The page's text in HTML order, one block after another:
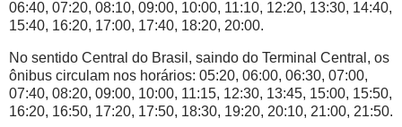
06:40, 07:20, 08:10, 09:00, 10:00, 11:10, 12:20, 13:30, 14:40,
15:40, 16:20, 17:00, 17:40, 18:20, 20:00.
No sentido Central do Brasil, saindo do Terminal Central, os
ônibus circulam nos horários: 05:20, 06:00, 06:30, 07:00,
07:40, 08:20, 09:00, 10:00, 11:15, 12:30, 13:45, 15:00, 15:50,
16:20, 16:50, 17:20, 17:50, 18:30, 19:20, 20:10, 21:00, 21:50.